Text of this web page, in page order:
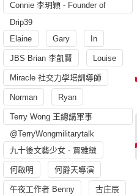
Connie 李玥穎 - Founder of
Drip39
Elaine
Gary In
JBS Brian 李凱賢 Louise
Miracle 社交力學培訓導師
Norman Ryan
Terry Wong 王總講軍事
@TerryWongmilitarytalk
九十後文藝少女 - 賈雅緻
何啟明 何爵天導演
午夜工作者 Benny 古庄辰